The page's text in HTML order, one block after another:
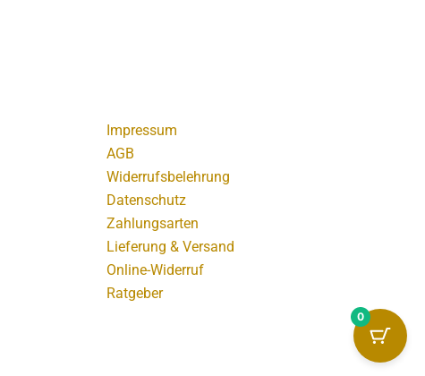
Impressum
AGB
Widerrufsbelehrung
Datenschutz
Zahlungsarten
Lieferung & Versand
Online-Widerruf
Ratgeber
0